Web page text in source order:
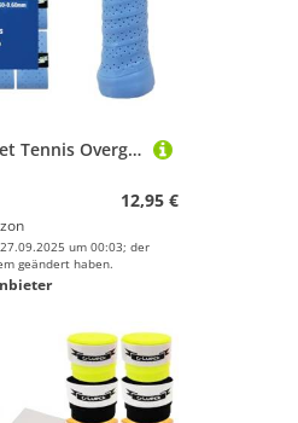
G-Lueck 12er Set Tennis Overgrip Talent Grip mit Perforation | 0,50-0,60mm Stärke | Griffband für Squash Badminton Schläger mit Selbstklebendem Abschlußband | sehr griffig, Anti-Rutsch (Blau)
12,95 €
um 00:03; der
geändert haben.